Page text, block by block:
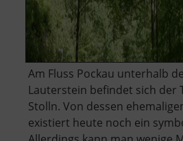
Am Fluss Pockau unterhalb
Lauterstein befindet sich der
Stolln. Von dessen
existiert heute noch ein